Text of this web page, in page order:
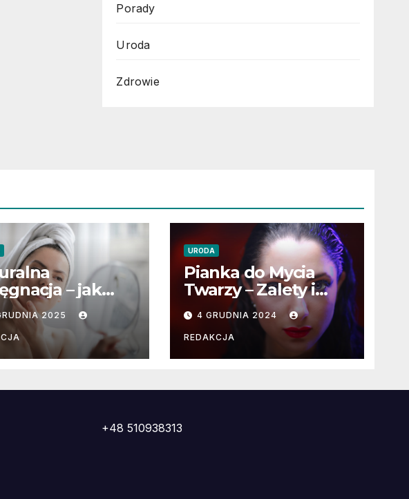
Porady
Uroda
Zdrowie
– jak
o skórę w
z naturą
2025
URODA
Pianka do Mycia
Twarzy – Zalety i
Wady
4 GRUDNIA 2024
REDAKCJA
+48 510938313